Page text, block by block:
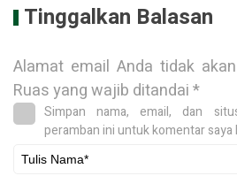
Tinggalkan Balasan
Alamat email Anda tidak
Ruas yang wajib ditandai*
Simpan nama, email, dan
peramban ini untuk komentar saya